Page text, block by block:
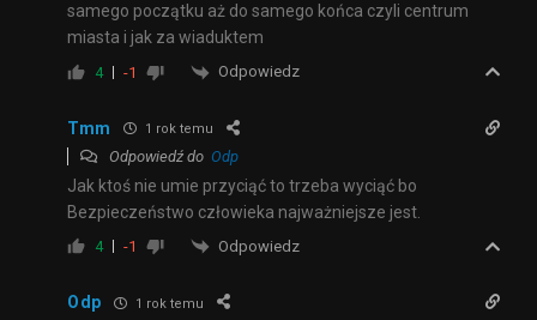
samego początku aż do samego końca czyli centrum
miasta i jak za wiaduktem
4 -1 Odpowiedz
Tmm 1 rok temu
Odpowiedź do Odp
Jak ktoś nie umie przyciąć to trzeba wyciąć bo
Bezpieczeństwo człowieka najważniejsze jest.
4 -1 Odpowiedz
Odp 1 rok temu